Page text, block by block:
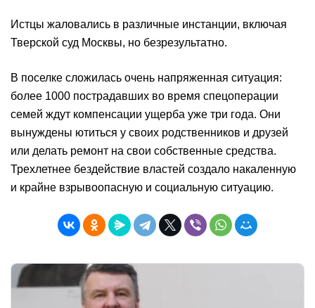
Истцы жаловались в различные инстанции, включая
Тверской суд Москвы, но безрезультатно.
В поселке сложилась очень напряженная ситуация:
более 1000 пострадавших во время спецоперации
семей ждут компенсации ущерба уже три года. Они
вынуждены ютиться у своих родственников и друзей
или делать ремонт на свои собственные средства.
Трехлетнее бездействие властей создало накаленную
и крайне взрывоопасную и социальную ситуацию.